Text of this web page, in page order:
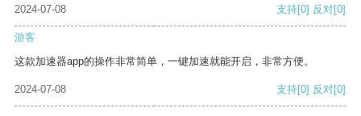
2024-07-08
支持[0] 反对[0]
游客
这款加速器app的操作非常简单，一键加速就能开启，非常方便。
2024-07-08 支持[0] 反对[0]